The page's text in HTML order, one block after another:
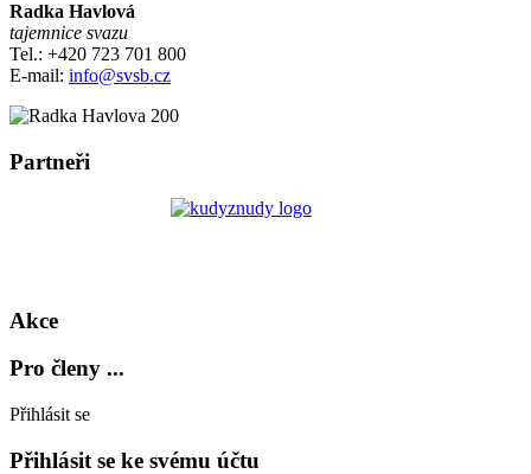
Radka Havlová
tajemnice svazu
Tel.: +420 723 701 800
E-mail: info@svsb.cz
Partneři
Akce
Pro členy ...
Přihlásit se
Přihlásit se ke svému účtu